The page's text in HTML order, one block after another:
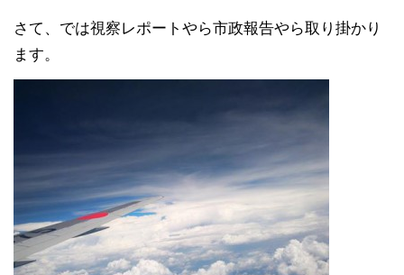
さて、では視察レポートやら市政報告やら取り掛かり
ます。